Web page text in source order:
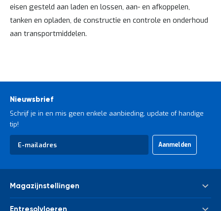
eisen gesteld aan laden en lossen, aan- en afkoppelen,
tanken en opladen, de constructie en controle en onderhoud
aan transportmiddelen.
Nieuwsbrief
Schrijf je in en mis geen enkele aanbieding, update of handige
tip!
Abonneer
op
Aanmelden
Magazijnstellingen
Entresolvloeren